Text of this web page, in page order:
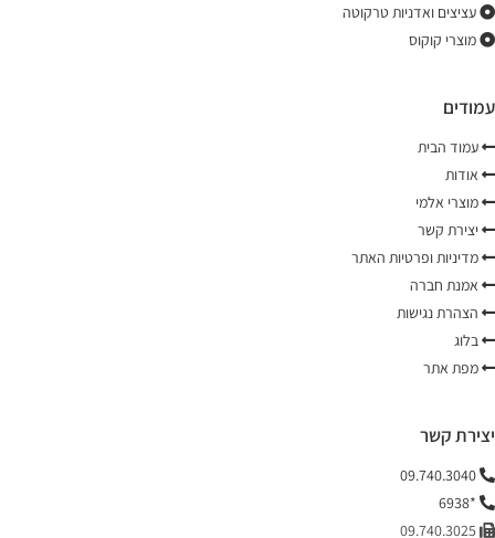
עציצים ואדניות טרקוטה
מוצרי קוקוס
עמודים
עמוד הבית
אודות
מוצרי אלמי
יצירת קשר
מדיניות ופרטיות האתר
אמנת חברה
הצהרת נגישות
בלוג
מפת אתר
יצירת קשר
09.740.3040
*6938
09.740.3025